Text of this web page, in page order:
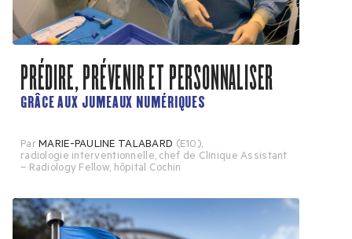
PRÉDIRE, PRÉVENIR ET PERSONNALISER
GRÂCE AUX JUMEAUX NUMÉRIQUES
ParMARIE-PAULINE TALABARD (E10),
radiologie interventionnelle, chef de Clinique Assistant
– Radiology Fellow, hôpital Cochin